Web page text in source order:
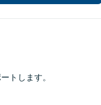
ートします。